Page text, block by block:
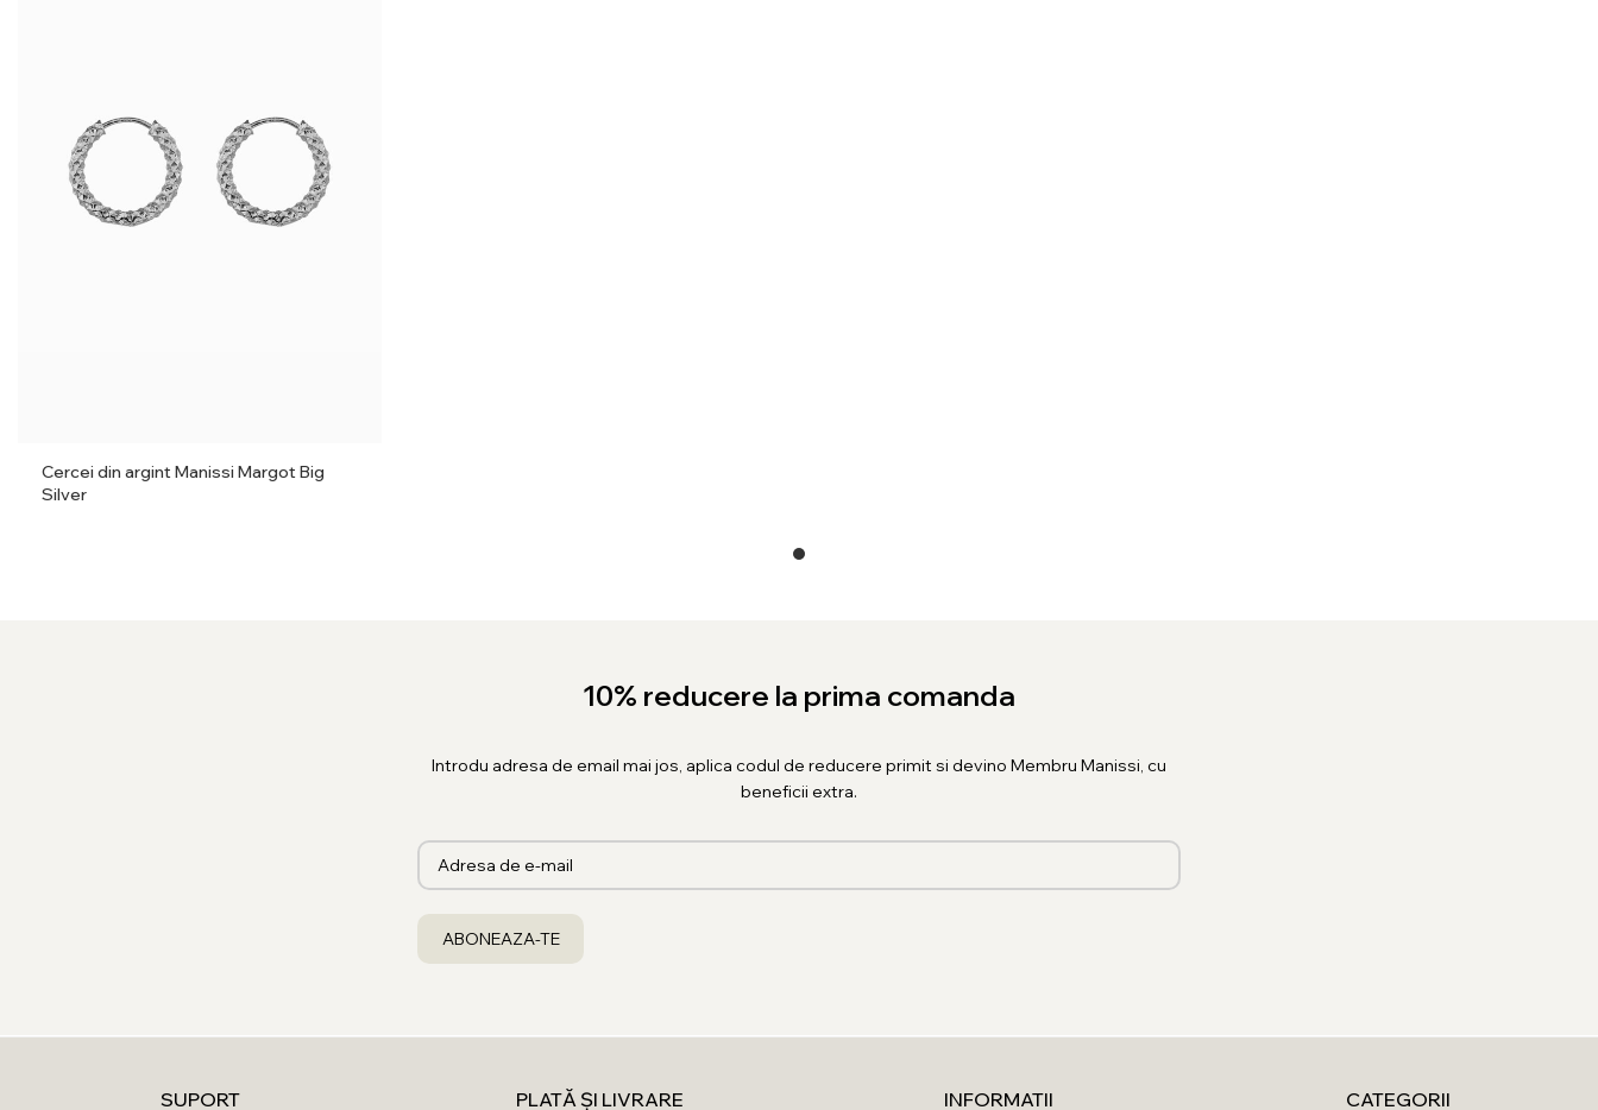
Cercei din argint Manissi Margot Big
Silver
10% reducere la prima comanda
Introdu adresa de email mai jos, aplica codul de reducere primit si devino Membru Manissi, cu
beneficii extra.
SUPORT PLATĂ ȘI LIVRARE INFORMATII CATEGORII